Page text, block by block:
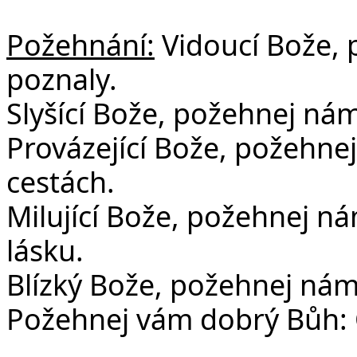
Požehnání: Vidoucí Bože,
poznaly.
Slyšící Bože, požehnej
Provázející Bože,
cestách.
Milující Bože, požehnej
lásku.
Blízký Bože, požehnej
Požehnej vám dobrý Bůh: